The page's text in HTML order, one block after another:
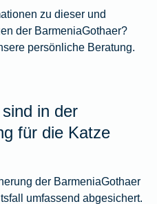
zu dieser und
der BarmeniaGothaer?
persönliche Beratung.
in der
für die Katze
der BarmeniaGothaer
umfassend abgesichert.